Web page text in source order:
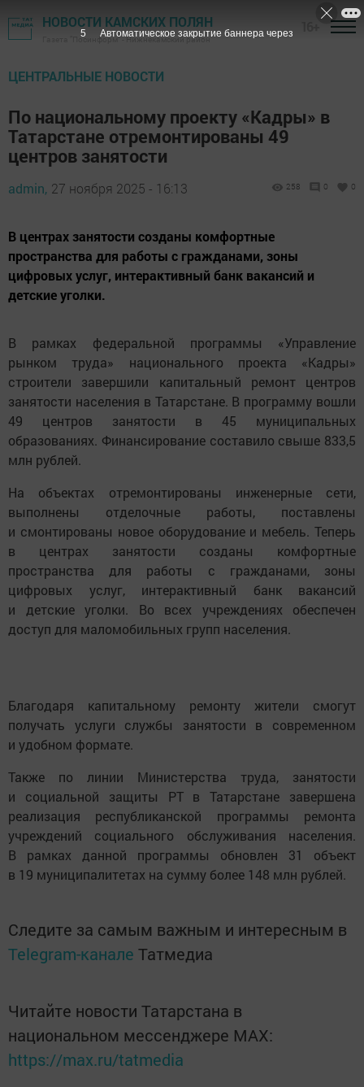
НОВОСТИ КАМСКИХ ПОЛЯН
Газета "Посинформ" - Нижнекамский район
ЦЕНТРАЛЬНЫЕ НОВОСТИ
По национальному проекту «Кадры» в
Татарстане отремонтированы 49
центров занятости
admin, 27 ноября 2025 - 16:13 258 0 0
В центрах занятости созданы комфортные
пространства для работы с гражданами, зоны
цифровых услуг, интерактивный банк вакансий и
детские уголки.
В рамках федеральной программы «Управление
рынком труда» национального проекта «Кадры»
строители завершили капитальный ремонт центров
занятости населения в Татарстане. В программу вошли
49 центров занятости в 45 муниципальных
образованиях. Финансирование составило свыше 833,5
млн рублей.
На объектах отремонтированы инженерные сети,
выполнены отделочные работы, поставлены
и смонтированы новое оборудование и мебель. Теперь
в центрах занятости созданы комфортные
пространства для работы с гражданами, зоны
цифровых услуг, интерактивный банк вакансий
и детские уголки. Во всех учреждениях обеспечен
доступ для маломобильных групп населения.
Благодаря капитальному ремонту жители смогут
получать услуги службы занятости в современном
и удобном формате.
Также по линии Министерства труда, занятости
и социальной защиты РТ в Татарстане завершена
реализация республиканской программы ремонта
учреждений социального обслуживания населения.
В рамках данной программы обновлен 31 объект
в 19 муниципалитетах на сумму более 148 млн рублей.
Следите за самым важным и интересным в
Telegram-канале Татмедиа
Читайте новости Татарстана в
национальном мессенджере MАХ:
https://max.ru/tatmedia
4 Автоматическое закрытие баннера через